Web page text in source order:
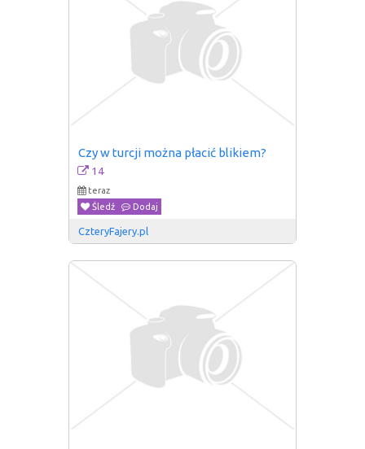
Czy w turcji można płacić blikiem?
14
teraz
Śledź
Dodaj
CzteryFajery.pl